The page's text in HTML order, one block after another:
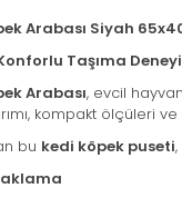
Arabası Siyah
Taşıma
Arabası, evcil
kompakt ölçüleri
bu kedi köpek puseti